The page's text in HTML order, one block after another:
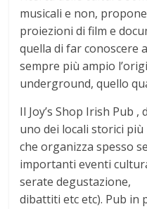
musicali e non,
proiezioni di film e
quella di far conoscere
sempre più ampio
underground, quello
Il Joy’s Shop Irish Pub
uno dei locali storici
che organizza spesso
importanti eventi
serate degustazione,
dibattiti etc etc). Pub in